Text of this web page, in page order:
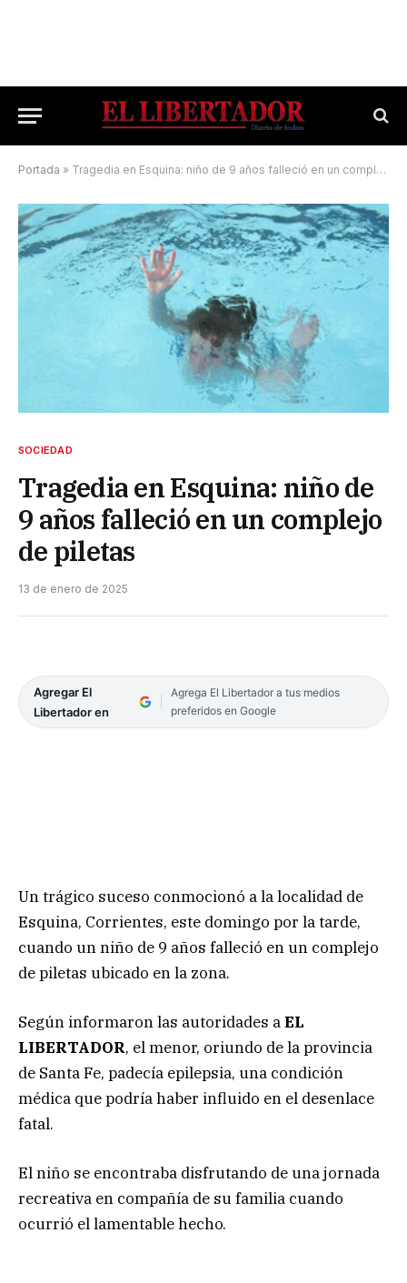
Portada » Tragedia en Esquina: niño de 9 años falleció en un complejo de piletas
SOCIEDAD
Tragedia en Esquina: niño de
9 años falleció en un complejo
de piletas
13 de enero de 2025
Agregar El
Libertador en
Agrega El Libertador a tus medios
preferidos en Google
Un trágico suceso conmocionó a la localidad de
Esquina, Corrientes, este domingo por la tarde,
cuando un niño de 9 años falleció en un complejo
de piletas ubicado en la zona.
Según informaron las autoridades aEL
LIBERTADOR, el menor, oriundo de la provincia
de Santa Fe, padecía epilepsia, una condición
médica que podría haber influido en el desenlace
fatal.
El niño se encontraba disfrutando de una jornada
recreativa en compañía de su familia cuando
ocurrió el lamentable hecho.